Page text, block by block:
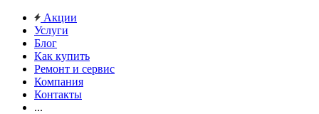
Акции
Услуги
Блог
Как купить
Ремонт и сервис
Компания
Контакты
...